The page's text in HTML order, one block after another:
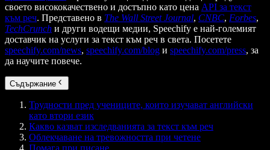
своето висококачествено и достъпно като цена API за текст
към реч. Представено в The Wall Street Journal, CNBC, Forbes,
TechCrunch и други водещи медии, Speechify е най-големият
доставчик на услуги за текст към реч в света. Посетете
speechify.com/news, speechify.com/blog и speechify.com/press, за
да научите повече.
Съдържание
Трудности пред учениците, които изучават английски
като втори език
Какво казват изследванията за текст към реч
Облекчаване на тревожността при четене
Помага при писане